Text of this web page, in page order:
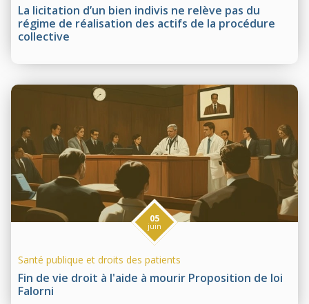
La licitation d’un bien indivis ne relève pas du
régime de réalisation des actifs de la procédure
collective
Fin de vie droit à l'aide à mourir Proposition de loi
Falorni
05
juin
Santé publique et droits des patients